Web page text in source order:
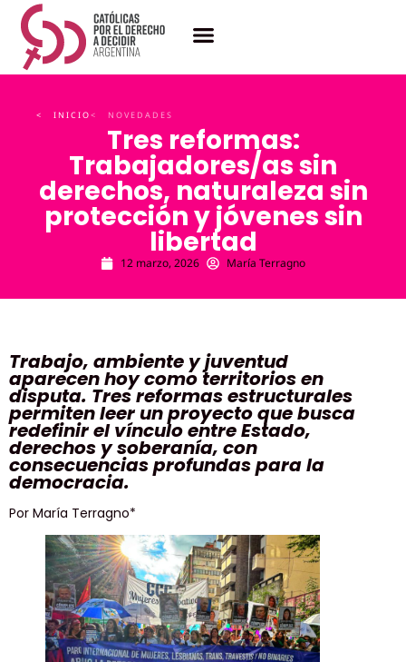
< INICIO< NOVEDADES
Tres reformas:
Trabajadores/as sin
derechos, naturaleza sin
protección y jóvenes sin
libertad
12 marzo, 2026 María Terragno
Trabajo, ambiente y juventud
aparecen hoy como territorios en
disputa. Tres reformas estructurales
permiten leer un proyecto que busca
redefinir el vínculo entre Estado,
derechos y soberanía, con
consecuencias profundas para la
democracia.
Por María Terragno*